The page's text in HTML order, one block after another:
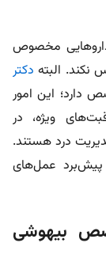
مخصوص
البته دکتر
دارد؛ این امور
ویژه، در
درد هستند.
عمل‌های
بیهوشی